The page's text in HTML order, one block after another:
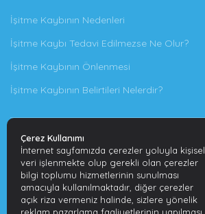
Çerez Kullanımı
İnternet sayfamızda çerezler yoluyla kişisel
veri işlenmekte olup gerekli olan çerezler
bilgi toplumu hizmetlerinin sunulması
amacıyla kullanılmaktadır, diğer çerezler
açık riza vermeniz halinde, sizlere yönelik
İşitme Kaybının Nedenleri
İşitme Kaybı Tedavi Edilmezse Ne Olur?
İşitme Kaybının Önlenmesi
İşitme Kaybının Belirtileri Nelerdir?
HIZMETLER
İşitme Testi